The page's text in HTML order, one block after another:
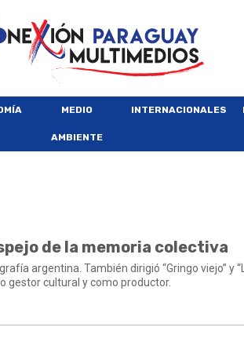
MEDIO
AMBIENTE
INTERNACIONALES
de la memoria colectiva
argentina. También dirigió “Gringo viejo” y
gestor cultural y como productor.